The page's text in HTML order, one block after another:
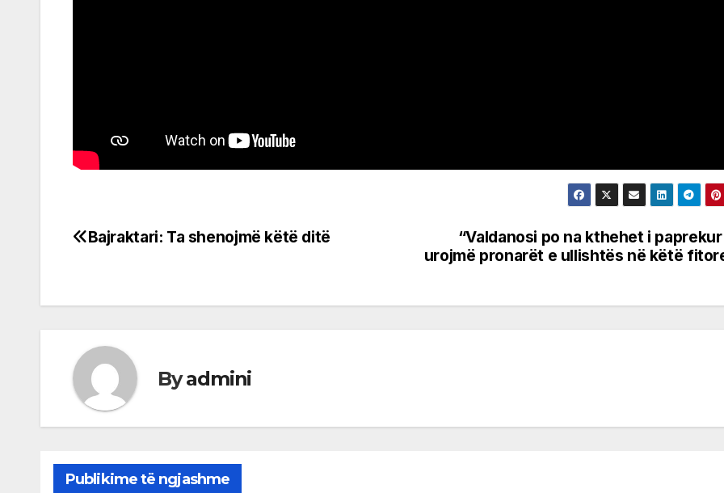
Post
“Valdanosi po na kthehet i paprekur
urojmë pronarët e ullishtës në këtë
Bajraktari: Ta shenojmë këtë ditë
Byadmini
Publikime të ngjashme